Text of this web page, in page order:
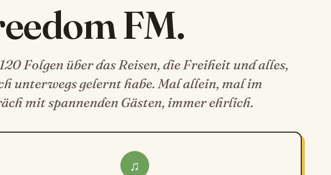
FM.
Folgen über das Reisen, die Freiheit und alles,
unterwegs gelernt habe. Mal allein, mal im
mit spannenden Gästen, immer ehrlich.
♫